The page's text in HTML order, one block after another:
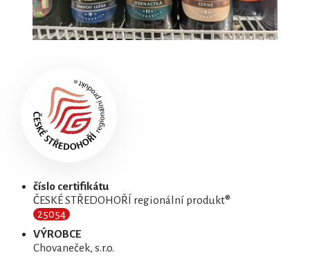
číslo certifikátu
ČESKÉ STŘEDOHOŘÍ regionální produkt®
25054
VÝROBCE
Chovaneček, s.r.o.